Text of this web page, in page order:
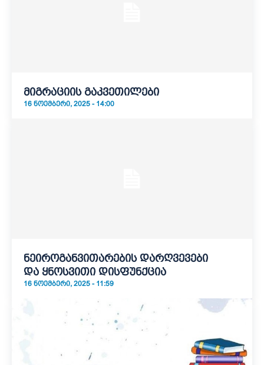
მიგრაციის გაკვეთილები
16 ᲜᲝᲔᲛᲑᲔᲠᲘ, 2025 - 14:00
ნეიროგანვითარების დარღვევები
და ყნოსვითი დისფუნქცია
16 ᲜᲝᲔᲛᲑᲔᲠᲘ, 2025 - 11:59